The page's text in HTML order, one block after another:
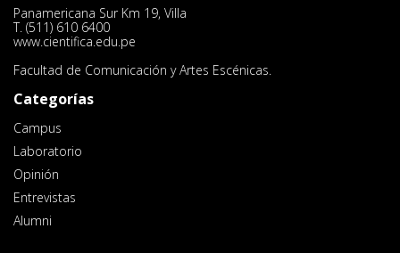
Panamericana Sur Km 19, Villa
T. (511) 610 6400
www.cientifica.edu.pe
Facultad de Comunicación y Artes Escénicas.
Categorías
Campus
Laboratorio
Opinión
Entrevistas
Alumni